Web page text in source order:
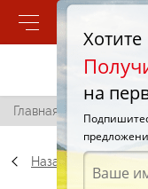
Позвонить
Главная /
Назад
Хотите
на